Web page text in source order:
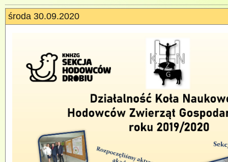
środa 30.09.2020